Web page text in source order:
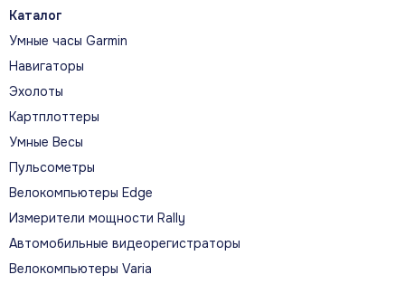
Каталог
Умные часы Garmin
Навигаторы
Эхолоты
Картплоттеры
Умные Весы
Пульсометры
Велокомпьютеры Edge
Измерители мощности Rally
Автомобильные видеорегистраторы
Велокомпьютеры Varia